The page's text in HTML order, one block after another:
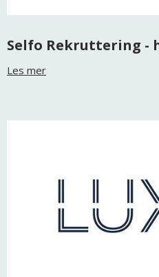
Selfo Rekruttering -
Les mer